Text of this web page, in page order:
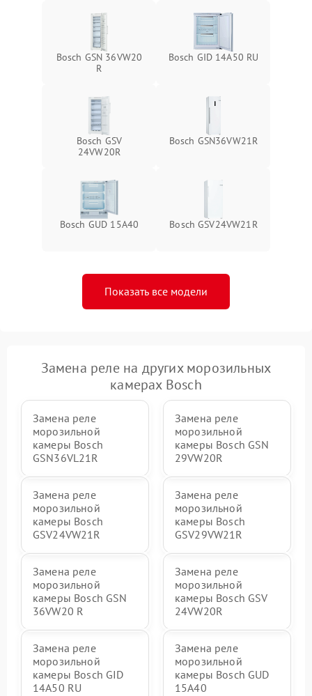
Bosch GSN 36VW20
R
Bosch GID 14A50 RU
Bosch GSV
24VW20R
Bosch GSN36VW21R
Bosch GUD 15A40 Bosch GSV24VW21R
Показать все модели
Замена реле на других морозильных
камерах Bosch
Замена реле
морозильной
камеры Bosch
GSN36VL21R
Замена реле
морозильной
камеры Bosch GSN
29VW20R
Замена реле
морозильной
камеры Bosch
GSV24VW21R
Замена реле
морозильной
камеры Bosch
GSV29VW21R
Замена реле
морозильной
камеры Bosch GSN
36VW20 R
Замена реле
морозильной
камеры Bosch GSV
24VW20R
Замена реле
морозильной
камеры Bosch GID
14A50 RU
Замена реле
морозильной
камеры Bosch GUD
15A40